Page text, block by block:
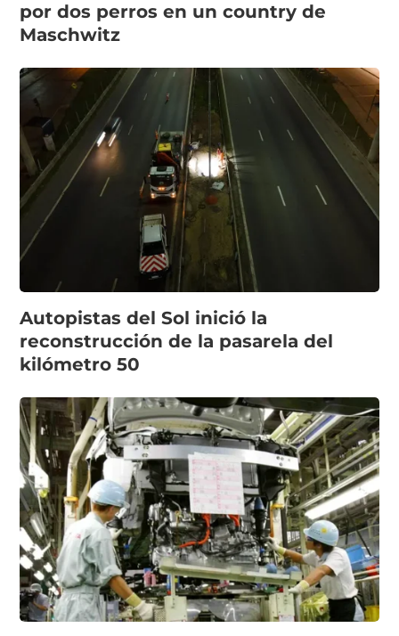
por dos perros en un country de
Maschwitz
Autopistas del Sol inició la
reconstrucción de la pasarela del
kilómetro 50